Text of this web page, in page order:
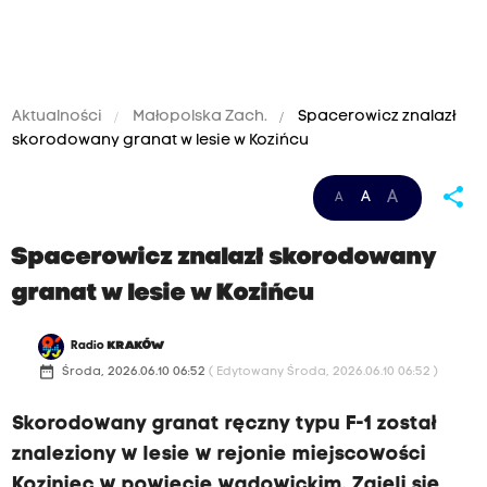
Aktualności Małopolska Zach.
Spacerowicz znalazł
skorodowany granat w lesie w Kozińcu
A A A share
Spacerowicz znalazł skorodowany
granat w lesie w Kozińcu
Radio KRAKÓW
date_range Środa, 2026.06.10 06:52 ( Edytowany Środa, 2026.06.10 06:52 )
Skorodowany granat ręczny typu F-1 został
znaleziony w lesie w rejonie miejscowości